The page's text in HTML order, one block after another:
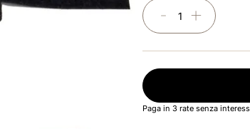
＋
－
Paga in 3 rate senza